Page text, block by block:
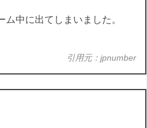
中に出てしまいました。
引用元：jpnumber